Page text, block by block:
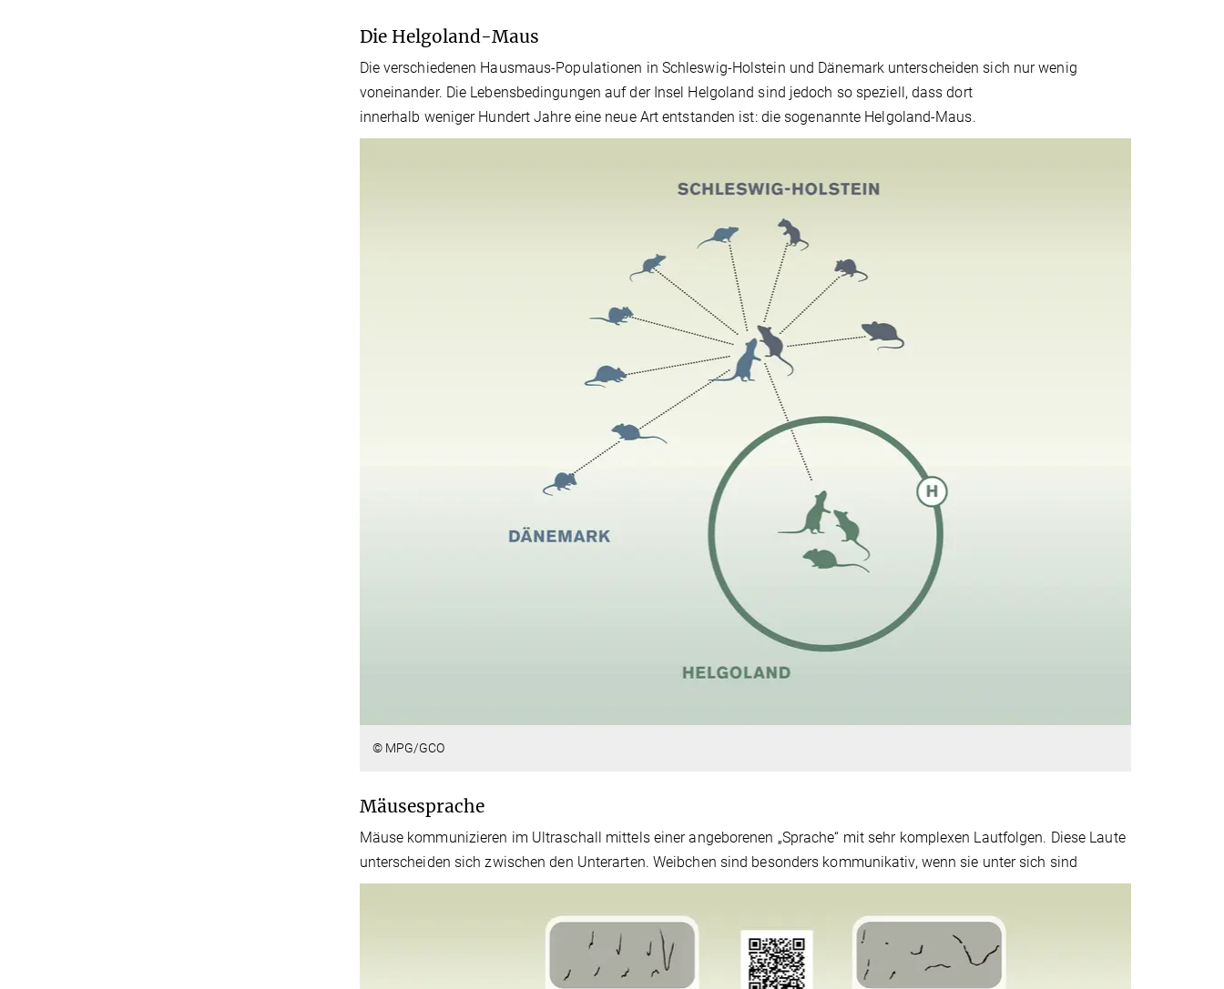
Die Helgoland-Maus
Die verschiedenen Hausmaus-Populationen in Schleswig-Holstein und Dänemark unterscheiden sich nur wenig
voneinander. Die Lebensbedingungen auf der Insel Helgoland sind jedoch so speziell, dass dort
innerhalb weniger Hundert Jahre eine neue Art entstanden ist: die sogenannte Helgoland-Maus.
© MPG/GCO
Mäusesprache
Mäuse kommunizieren im Ultraschall mittels einer angeborenen „Sprache“ mit sehr komplexen Lautfolgen. Diese Laute
unterscheiden sich zwischen den Unterarten. Weibchen sind besonders kommunikativ, wenn sie unter sich sind